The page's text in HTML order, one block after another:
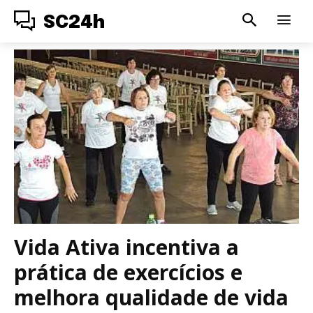
SC24h
Vida Ativa incentiva a
prática de exercícios e
melhora qualidade de vida